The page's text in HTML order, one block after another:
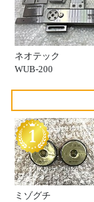
ネオテック
WUB-200
ミゾグチ